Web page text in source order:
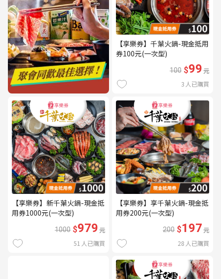
【享樂券】千葉火鍋-現金抵用
券100元(一次型)
100 $99元
3 人已購買
【享樂券】新千葉火鍋-現金抵
用券1000元(一次型)
1000 $979元
51 人已購買
【享樂券】享千葉火鍋-現金抵
用券200元(一次型)
200 $197元
28 人已購買